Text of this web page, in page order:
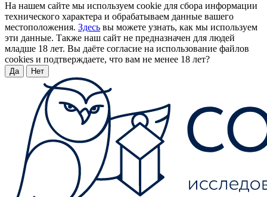
На нашем сайте мы используем cookie для сбора информации
технического характера и обрабатываем данные вашего
местоположения. Здесь вы можете узнать, как мы используем
эти данные. Также наш сайт не предназначен для людей
младше 18 лет. Вы даёте согласие на использование файлов
cookies и подтверждаете, что вам не менее 18 лет?
Да Нет